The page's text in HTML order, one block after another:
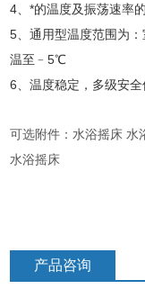
4、*的温度及振荡速率
5、通用型温度范围为
温至﹣5℃
6、温度稳定，多级安全
可选附件：水浴摇床 水
水浴摇床
产品咨询